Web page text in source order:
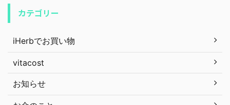
カテゴリー
iHerbでお買い物
vitacost
お知らせ